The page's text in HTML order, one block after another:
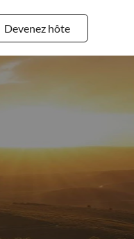
Devenez hôte